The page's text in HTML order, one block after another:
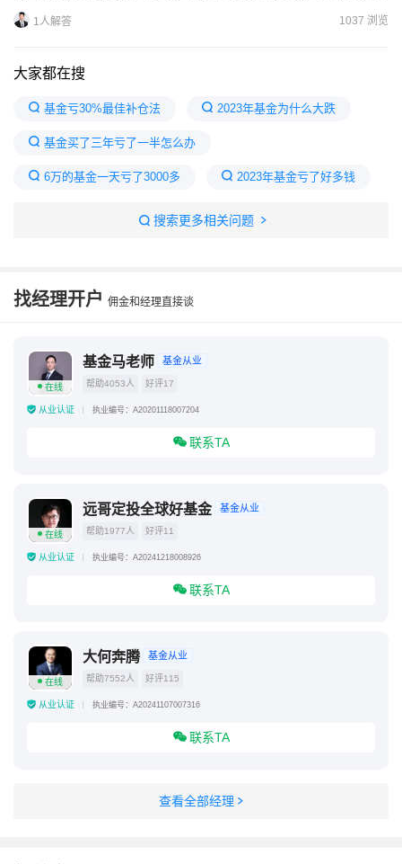
操作流程和注意事项：一、操作流程1.先诊断现有持仓的亏损...
1人解答 1037 浏览
大家都在搜
基金亏30%最佳补仓法 2023年基金为什么大跌
基金买了三年亏了一半怎么办
6万的基金一天亏了3000多 2023年基金亏了好多钱
211只基金净值增长超3% 2023年的基金还有希望吗
搜索更多相关问题
找经理开户 佣金和经理直接谈
在线
基金马老师 基金从业
帮助4053人 好评17
从业认证 执业编号：A20201118007204
联系TA
在线
远哥定投全球好基金 基金从业
帮助1977人 好评11
从业认证 执业编号：A20241218008926
联系TA
在线
大何奔腾 基金从业
帮助7552人 好评115
从业认证 执业编号：A20241107007316
联系TA
查看全部经理